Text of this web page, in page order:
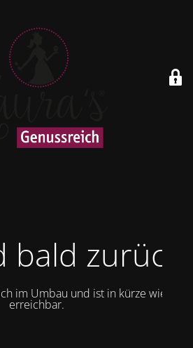
zurück
im Umbau und ist in kürze wieder
erreichbar.